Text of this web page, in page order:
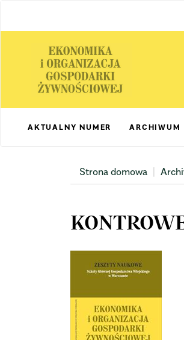
Content
Sidebar
AKTUALNY NUMER ARCHIWUM
Strona domowa
Article
Sidebar